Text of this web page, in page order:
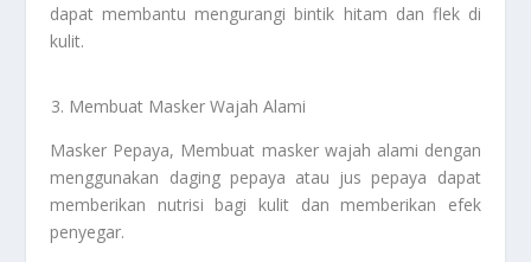
dapat membantu mengurangi bintik hitam dan flek di
kulit.
Membuat Masker Wajah Alami
Masker Pepaya, Membuat masker wajah alami dengan
menggunakan daging pepaya atau jus pepaya dapat
memberikan nutrisi bagi kulit dan memberikan efek
penyegar.